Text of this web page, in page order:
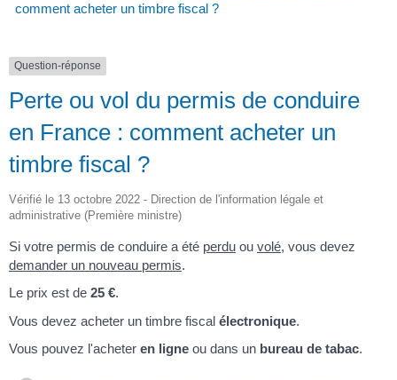
comment acheter un timbre fiscal ?
Question-réponse
Perte ou vol du permis de conduire
en France : comment acheter un
timbre fiscal ?
Vérifié le 13 octobre 2022 - Direction de l'information légale et
administrative (Première ministre)
Si votre permis de conduire a été perdu ou volé, vous devez
demander un nouveau permis.
Le prix est de 25 €.
Vous devez acheter un timbre fiscal électronique.
Vous pouvez l'acheter en ligne ou dans un bureau de tabac.